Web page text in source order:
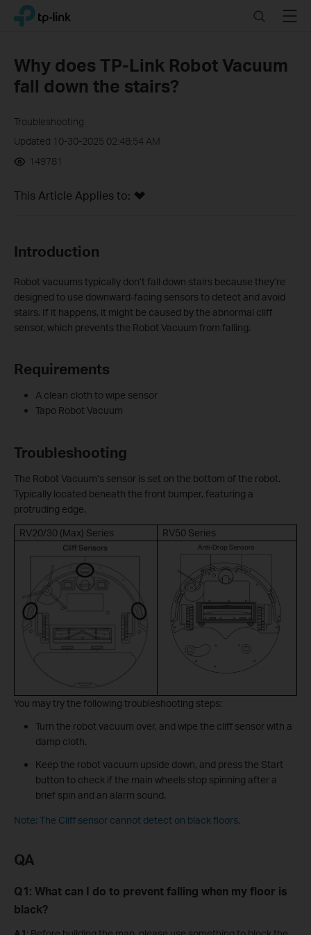
Click
navigation
bar
TP-Link, Reliably Smart SearchMenu
Why does TP-Link Robot Vacuum
fall down the stairs?
Troubleshooting
Updated 10-30-2025 02:48:54 AM
149781
This Article Applies to:
Introduction
Robot vacuums typically don’t fall down stairs because they’re
designed to use downward-facing sensors to detect and avoid
stairs. If it happens, it might be caused by the abnormal cliff
sensor, which prevents the Robot Vacuum from falling.
Requirements
A clean cloth to wipe sensor
Tapo Robot Vacuum
Troubleshooting
The Robot Vacuum’s sensor is set on the bottom of the robot.
Typically located beneath the front bumper, featuring a
protruding edge.
RV20/30 (Max) Series
RV50 Series
You may try the following troubleshooting steps:
Turn the robot vacuum over, and wipe the cliff sensor with a
damp cloth.
Keep the robot vacuum upside down, and press the Start
button to check if the main wheels stop spinning after a
brief spin and an alarm sound.
Note: The Cliff sensor cannot detect on black floors.
QA
Q1: What can I do to prevent falling when my floor is
black?